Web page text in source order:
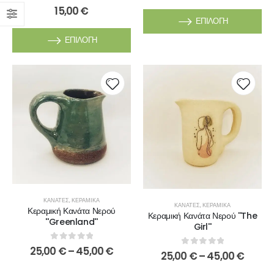
0out of 5
15,00€
ΕΠΙΛΟΓΉ
ΕΠΙΛΟΓΉ
ΚΑΝΆΤΕΣ,ΚΕΡΑΜΙΚΆ
Κεραμική Κανάτα Νερού
''Greenland''
0 out of 5
25,00 €–45,00€
ΚΑΝΆΤΕΣ,ΚΕΡΑΜΙΚΆ
Κεραμική Κανάτα Νερού ''The
Girl''
0 out of 5
25,00 €–45,00€